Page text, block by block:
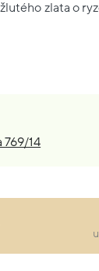
zlata o
769/14